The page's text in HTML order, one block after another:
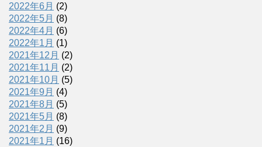
2022年6月 (2)
2022年5月 (8)
2022年4月 (6)
2022年1月 (1)
2021年12月 (2)
2021年11月 (2)
2021年10月 (5)
2021年9月 (4)
2021年8月 (5)
2021年5月 (8)
2021年2月 (9)
2021年1月 (16)